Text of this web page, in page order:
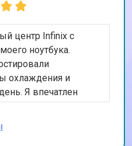
центр Infinix с
ноутбука.
охлаждения и
Я впечатлен
работы. Мой
как новый. Спасибо